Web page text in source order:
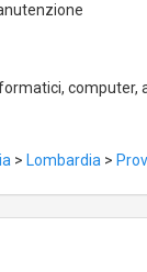
computer,
> Lombardia >